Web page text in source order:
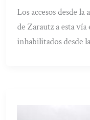
Los accesos desde
de Zarautz a esta
inhabilitados desde